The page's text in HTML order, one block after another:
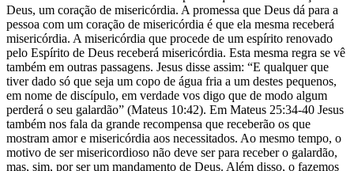
Deus, um coração de misericórdia. A promessa que Deus dá para a
pessoa com um coração de misericórdia é que ela mesma receberá
misericórdia. A misericórdia que procede de um espírito renovado
pelo Espírito de Deus receberá misericórdia. Esta mesma regra se vê
também em outras passagens. Jesus disse assim: “E qualquer que
tiver dado só que seja um copo de água fria a um destes pequenos,
em nome de discípulo, em verdade vos digo que de modo algum
perderá o seu galardão” (Mateus 10:42). Em Mateus 25:34-40 Jesus
também nos fala da grande recompensa que receberão os que
mostram amor e misericórdia aos necessitados. Ao mesmo tempo, o
motivo de ser misericordioso não deve ser para receber o galardão,
mas, sim, por ser um mandamento de Deus. Além disso, o fazemos